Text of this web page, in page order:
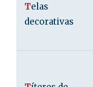
Telas
decorativas